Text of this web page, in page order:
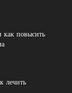
как повысить
лечить